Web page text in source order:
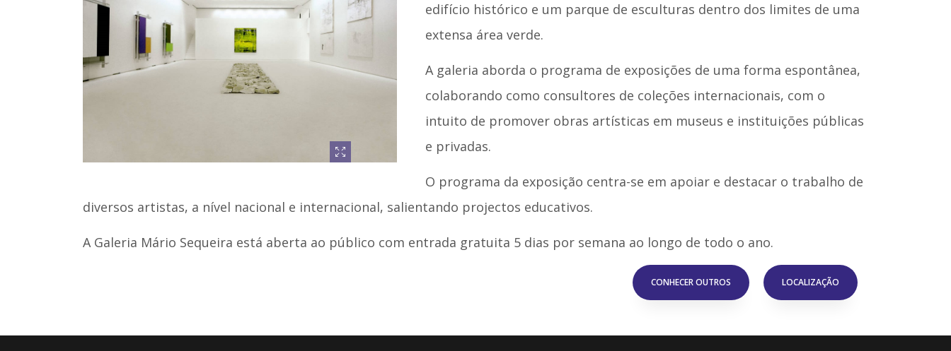
edifício histórico e um parque de esculturas dentro dos limites de uma
extensa área verde.
A galeria aborda o programa de exposições de uma forma espontânea,
colaborando como consultores de coleções internacionais, com o
intuito de promover obras artísticas em museus e instituições públicas
e privadas.
O programa da exposição centra-se em apoiar e destacar o trabalho de
diversos artistas, a nível nacional e internacional, salientando projectos educativos.
A Galeria Mário Sequeira está aberta ao público com entrada gratuita 5 dias por semana ao longo de todo o ano.
CONHECER OUTROS LOCALIZAÇÃO